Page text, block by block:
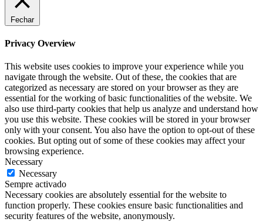
Fechar
Privacy Overview
This website uses cookies to improve your experience while you
navigate through the website. Out of these, the cookies that are
categorized as necessary are stored on your browser as they are
essential for the working of basic functionalities of the website. We
also use third-party cookies that help us analyze and understand how
you use this website. These cookies will be stored in your browser
only with your consent. You also have the option to opt-out of these
cookies. But opting out of some of these cookies may affect your
browsing experience.
Necessary
Necessary
Sempre activado
Necessary cookies are absolutely essential for the website to
function properly. These cookies ensure basic functionalities and
security features of the website, anonymously.